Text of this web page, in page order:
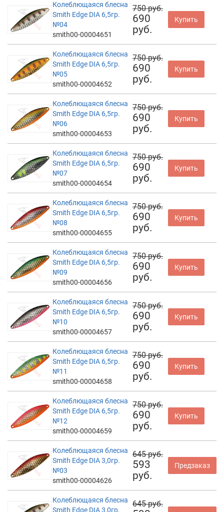
Колеблющаяся блесна
Smith Edge DIA 6,5гр.
№04
smith00-00004651
750 руб.
690
руб.
Купить
Колеблющаяся блесна
Smith Edge DIA 6,5гр.
№05
smith00-00004652
750 руб.
690
руб.
Купить
Колеблющаяся блесна
Smith Edge DIA 6,5гр.
№06
smith00-00004653
750 руб.
690
руб.
Купить
Колеблющаяся блесна
Smith Edge DIA 6,5гр.
№07
smith00-00004654
750 руб.
690
руб.
Купить
Колеблющаяся блесна
Smith Edge DIA 6,5гр.
№08
smith00-00004655
750 руб.
690
руб.
Купить
Колеблющаяся блесна
Smith Edge DIA 6,5гр.
№09
smith00-00004656
750 руб.
690
руб.
Купить
Колеблющаяся блесна
Smith Edge DIA 6,5гр.
№10
smith00-00004657
750 руб.
690
руб.
Купить
Колеблющаяся блесна
Smith Edge DIA 6,5гр.
№11
smith00-00004658
750 руб.
690
руб.
Купить
Колеблющаяся блесна
Smith Edge DIA 6,5гр.
№12
smith00-00004659
750 руб.
690
руб.
Купить
Колеблющаяся блесна
Smith Edge DIA 3,0гр.
№03
smith00-00004626
645 руб.
593
руб.
Предзаказ
Колеблющаяся блесна
Smith Edge DIA 3,0гр.
645 руб.